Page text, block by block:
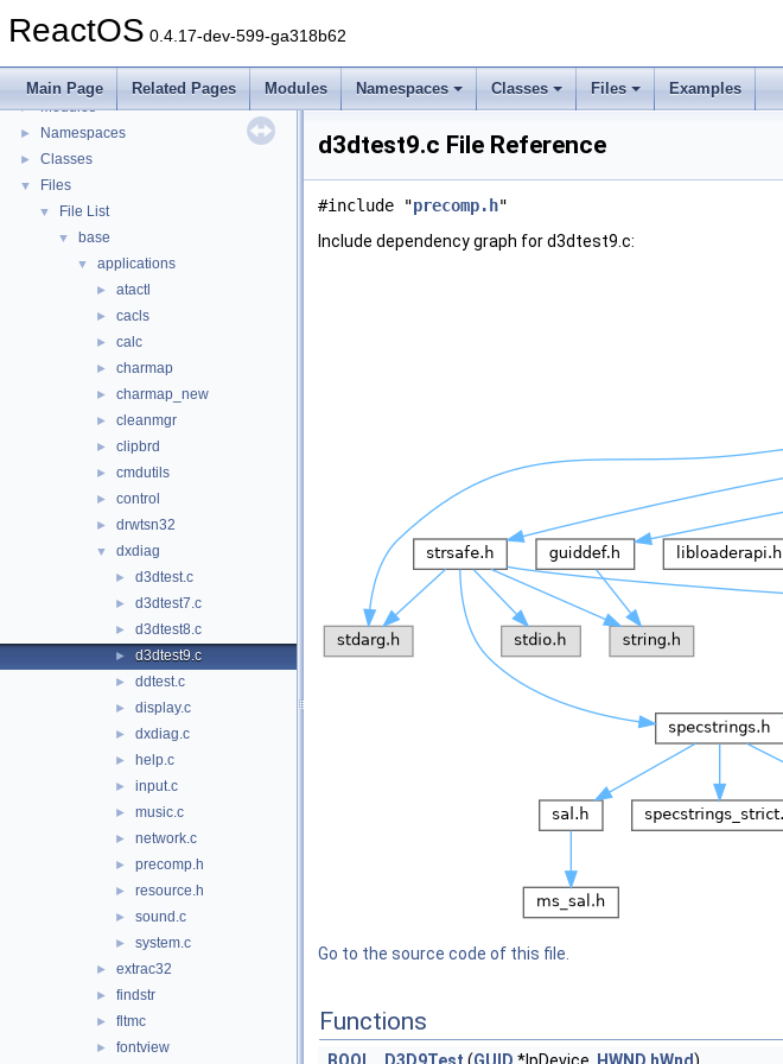
ReactOS 0.4.17-dev-599-ga318b62
Main Page Related Pages Modules Namespaces Classes Files Examples
►
General Information
Deprecated List
► Modules
► Namespaces
► Classes
▼ Files
▼ File List
▼ base
▼ applications
► atactl
► cacls
► calc
► charmap
► charmap_new
► cleanmgr
► clipbrd
► cmdutils
► control
► drwtsn32
▼ dxdiag
► d3dtest.c
► d3dtest7.c
► d3dtest8.c
► d3dtest9.c
► ddtest.c
► display.c
► dxdiag.c
► help.c
► input.c
► music.c
► network.c
► precomp.h
► resource.h
► sound.c
► system.c
► extrac32
► findstr
► fltmc
► fontview
d3dtest9.c File Reference
#include "precomp.h"
Include dependency graph for d3dtest9.c:
Go to the source code of this file.
Functions